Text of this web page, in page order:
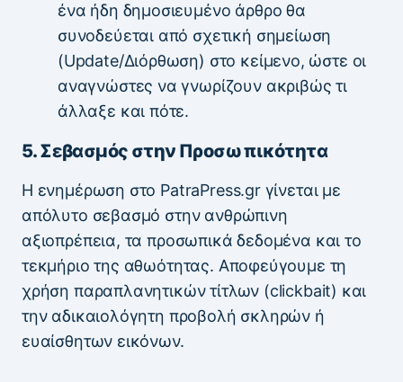
ένα ήδη δημοσιευμένο άρθρο θα
συνοδεύεται από σχετική σημείωση
(Update/Διόρθωση) στο κείμενο, ώστε οι
αναγνώστες να γνωρίζουν ακριβώς τι
άλλαξε και πότε.
5. Σεβασμός στην Προσωπικότητα
Η ενημέρωση στο PatraPress.gr γίνεται με
απόλυτο σεβασμό στην ανθρώπινη
αξιοπρέπεια, τα προσωπικά δεδομένα και το
τεκμήριο της αθωότητας. Αποφεύγουμε τη
χρήση παραπλανητικών τίτλων (clickbait) και
την αδικαιολόγητη προβολή σκληρών ή
ευαίσθητων εικόνων.